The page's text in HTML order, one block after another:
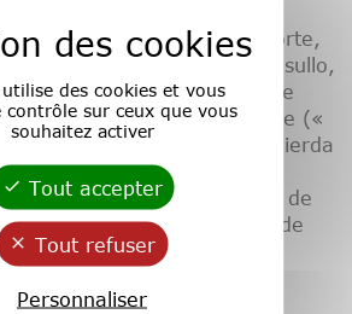
expressions de la
à raconter, en quelque sorte,
que passé » (Nicolás Casullo,
double fracture : la défaite
de la Nouvelle gauche («
« nueva izquierda », « izquierda
part, et la remise en
des catégories d’Histoire et de
ce discours politique, de
« usages du passé » (Enzo
des cookies
des cookies et vous
contrôle sur ceux que vous
souhaitez activer
Tout accepter
Tout refuser
Personnaliser